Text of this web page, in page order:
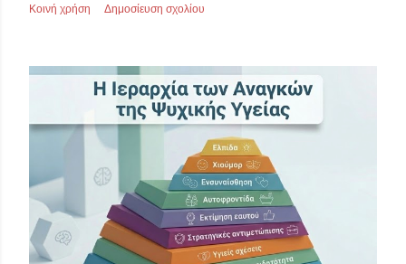
Κοινή χρήση Δημοσίευση σχολίου